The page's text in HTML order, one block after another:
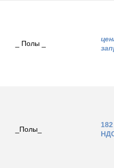
_ Полы _
_Полы_